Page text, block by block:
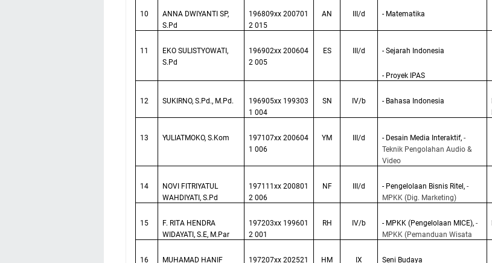
10
ANNA DWIYANTI SP,
S.Pd
196809xx 200701
2 015
AN III/d - Matematika
11
EKO SULISTYOWATI,
S.Pd
196902xx 200604
2 005
ES III/d - Sejarah Indonesia
- Proyek IPAS
12 SUKIRNO, S.Pd., M.Pd.
196905xx 199303
1 004
SN IV/b - Bahasa Indonesia
13 YULIATMOKO, S.Kom
197107xx 200604
1 006
YM III/d - Desain Media Interaktif,-
Teknik Pengolahan Audio &
Video
14
NOVI FITRIYATUL
WAHDIYATI, S.Pd
197111xx 200801
2 006
NF III/d - Pengelolaan Bisnis Ritel,-
MPKK (Dig. Marketing)
15
F. RITA HENDRA
WIDAYATI, S.E, M.Par
197203xx 199601
2 001
RH IV/b - MPKK (Pengelolaan MICE),-
MPKK (Pemanduan Wisata
16
MUHAMAD HANIF
197207xx 202521
HM IX Seni Budaya